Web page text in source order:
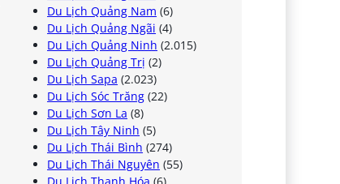
Du Lịch Quảng Nam (6)
Du Lịch Quảng Ngãi (4)
Du Lịch Quảng Ninh (2.015)
Du Lịch Quảng Trị (2)
Du Lịch Sapa (2.023)
Du Lịch Sóc Trăng (22)
Du Lịch Sơn La (8)
Du Lịch Tây Ninh (5)
Du Lịch Thái Bình (274)
Du Lịch Thái Nguyên (55)